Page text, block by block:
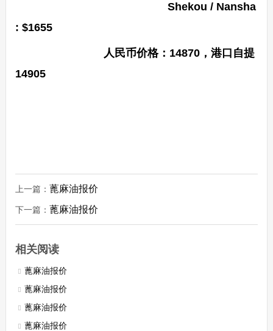
Shekou / Nansha
: $1655
人民币价格：14870，港口自提
14905
上一篇： 蓖麻油报价
下一篇： 蓖麻油报价
相关阅读
蓖麻油报价
蓖麻油报价
蓖麻油报价
蓖麻油报价